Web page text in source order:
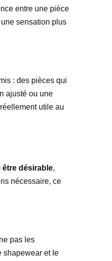
entre une pièce
sensation plus
: des pièces qui
ajusté ou une
utile au
être désirable,
nécessaire, ce
pas les
shapewear et le